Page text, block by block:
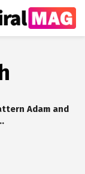
Adam and